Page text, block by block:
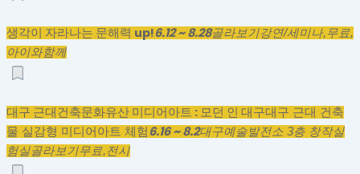
생각이 자라나는 문해력 up!6.12 ~ 8.28골라보기강연/세미나,무료,
아이와함께
대구 근대건축문화유산 미디어아트 : 모던 인 대구대구 근대 건축
물 실감형 미디어아트 체험 6.16 ~ 8.2대구예술발전소 3층 창작실
험실골라보기무료,전시